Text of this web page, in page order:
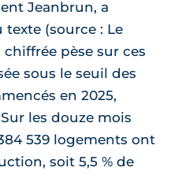
Jeanbrun, a
(source : Le
pèse sur ces
sous le seuil des
en 2025,
les douze mois
539 logements ont
soit 5,5 % de